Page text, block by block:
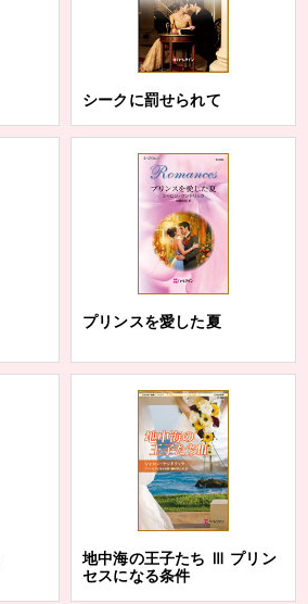
シークに罰せられて
プリンスを愛した夏
地中海の王子たち Ⅲ プリン
セスになる条件